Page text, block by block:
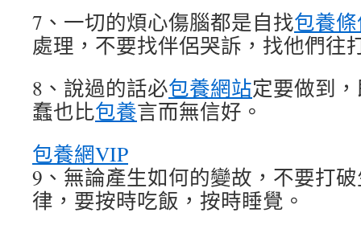
7、一切的煩心傷腦都是自找包養
處理，不要找伴侶哭訴，找他們往
8、說過的話必包養網站定要做到
蠢也比包養言而無信好。
包養網VIP
9、無論產生如何的變故，不要打
律，要按時吃飯，按時睡覺。